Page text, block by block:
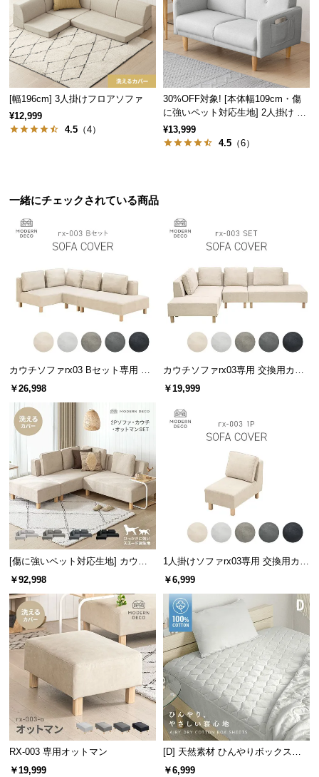
に
つ
い
て
証
会
約
に
つ
て
お
ー
知
ら
ブ
企
業
情
[幅196cm] 3人掛けフロアソファ
¥12,999
4.5 （4）
30%OFF対象! [本体幅109cm・傷
に強いペット対応生地] 2人掛け コ
ンパクトソファ ポケット付き
¥13,999
4.5 （6）
一緒にチェックされている商品
カウチソファrx03 Bセット専用 交
換用カバー カウチ+2P+1Pセット
￥26,998
カウチソファrx03専用 交換用カバ
ー
￥19,999
[傷に強いペット対応生地] カウチ
ソファセット 組替自由自在（カウ
￥92,998
1人掛けソファrx03専用 交換用カバ
ー
￥6,999
RX-003 専用オットマン
￥19,999
[D] 天然素材 ひんやりボックスシ
ーツ 綿100% 洗える
￥6,999